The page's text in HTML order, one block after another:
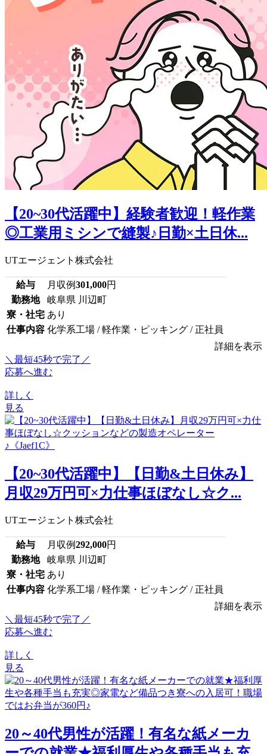
【20~30代活躍中】経験者歓迎！軽作業
◎工業用ミシンで縫製♪日勤×土日休...
UTエージェント株式会社
給与 月収例301,000円
勤務地
岐阜県 川辺町
寮・社宅 あり
仕事内容 化学系工場 / 軽作業・ピッキング / 正社員
詳細を表示
＼最短45秒で完了／
応募へ進む
詳しく
見る
【20~30代活躍中】【日勤&土日休み】
月収29万円可×力仕事ほぼなし☆ク...
UTエージェント株式会社
給与 月収例292,000円
勤務地
岐阜県 川辺町
寮・社宅 あり
仕事内容 化学系工場 / 軽作業・ピッキング / 正社員
詳細を表示
＼最短45秒で完了／
応募へ進む
詳しく
見る
20～40代男性が活躍！有名な紙メーカ